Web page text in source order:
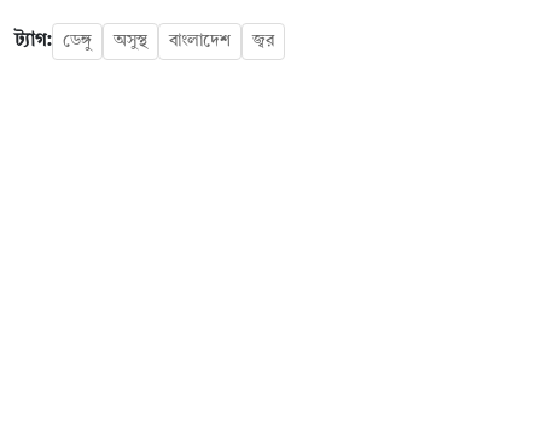
ট্যাগ: ডেঙ্গু অসুস্থ বাংলাদেশ জ্বর